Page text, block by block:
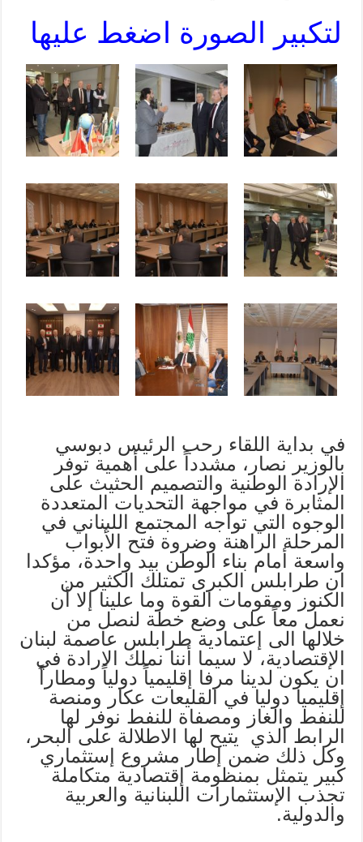
لتكبير الصورة اضغط عليها
في بداية اللقاء رحب الرئيس دبوسي
بالوزير نصار، مشدداً على أهمية توفر
الإرادة الوطنية والتصميم الحثيث على
المثابرة في مواجهة التحديات المتعددة
الوجوه التي تواجه المجتمع اللبناني في
المرحلة الراهنة وضروة فتح الأبواب
واسعة أمام بناء الوطن بيد واحدة، مؤكدا
ان طرابلس الكبرى تمتلك الكثير من
الكنوز ومقومات القوة وما علينا إلا أن
نعمل معاً على وضع خطة لنصل من
خلالها الى إعتمادية طرابلس عاصمة لبنان
الإقتصادية، لا سيما أننا نملك الارادة في
ان يكون لدينا مرفا إقليمياً دولياً ومطاراً
إقليميا دوليا في القليعات عكار ومنصة
للنفط والغاز ومصفاة للنفط نوفر لها
الرابط الذي يتيح لها الاطلالة على البحر،
وكل ذلك ضمن إطار مشروع إستثماري
كبير يتمثل بمنظومة إقتصادية متكاملة
تجذب الإستثمارات اللبنانية والعربية
والدولية.